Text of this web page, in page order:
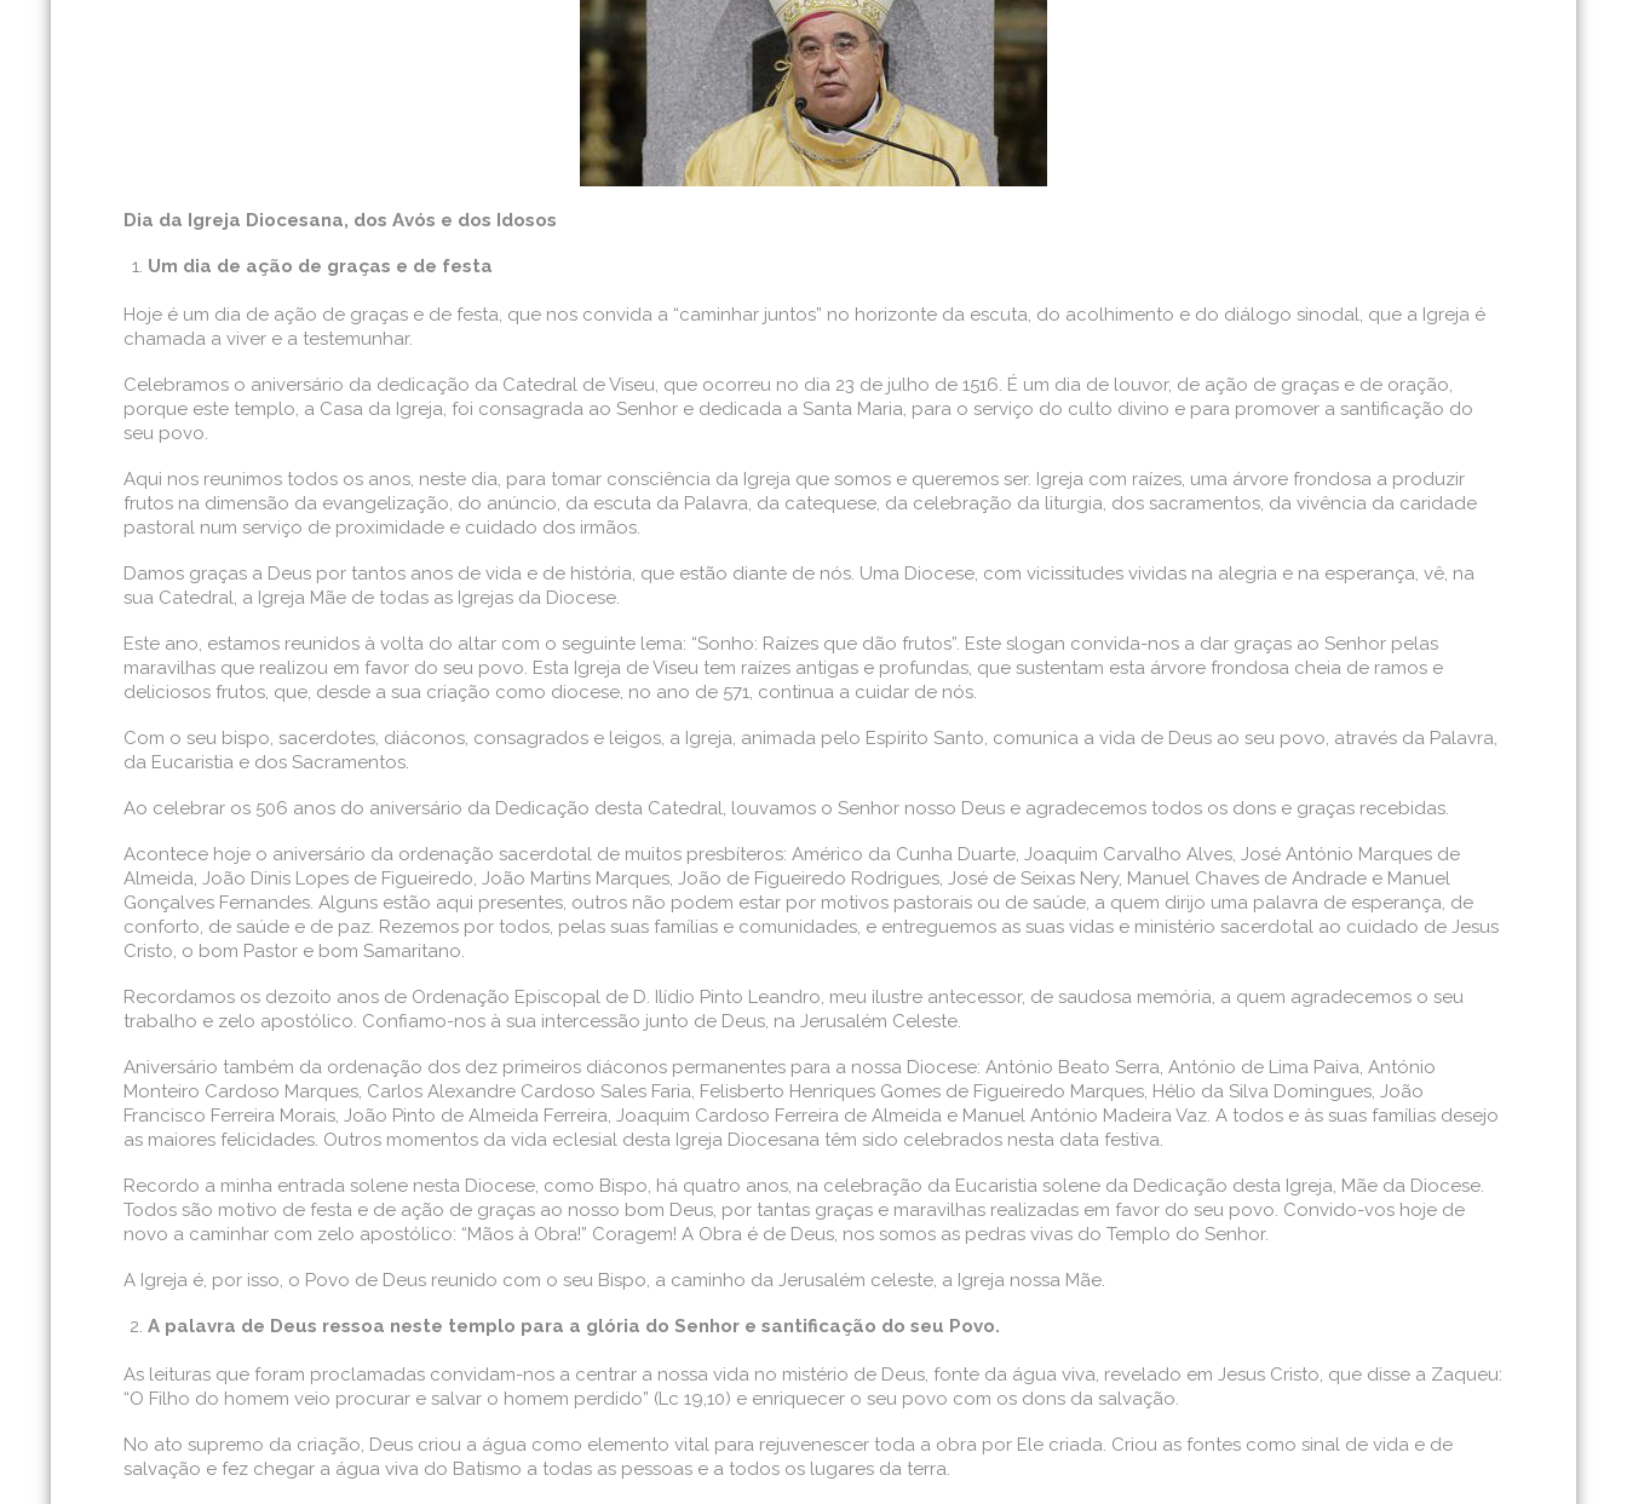
Dia da Igreja Diocesana, dos Avós e dos Idosos
Um dia de ação de graças e de festa
Hoje é um dia de ação de graças e de festa, que nos convida a “caminhar juntos” no horizonte da escuta, do acolhimento e do diálogo sinodal, que a Igreja é
chamada a viver e a testemunhar.
Celebramos o aniversário da dedicação da Catedral de Viseu, que ocorreu no dia 23 de julho de 1516. É um dia de louvor, de ação de graças e de oração,
porque este templo, a Casa da Igreja, foi consagrada ao Senhor e dedicada a Santa Maria, para o serviço do culto divino e para promover a santificação do
seu povo.
Aqui nos reunimos todos os anos, neste dia, para tomar consciência da Igreja que somos e queremos ser. Igreja com raízes, uma árvore frondosa a produzir
frutos na dimensão da evangelização, do anúncio, da escuta da Palavra, da catequese, da celebração da liturgia, dos sacramentos, da vivência da caridade
pastoral num serviço de proximidade e cuidado dos irmãos.
Damos graças a Deus por tantos anos de vida e de história, que estão diante de nós. Uma Diocese, com vicissitudes vividas na alegria e na esperança, vê, na
sua Catedral, a Igreja Mãe de todas as Igrejas da Diocese.
Este ano, estamos reunidos à volta do altar com o seguinte lema: “Sonho: Raízes que dão frutos”. Este slogan convida-nos a dar graças ao Senhor pelas
maravilhas que realizou em favor do seu povo. Esta Igreja de Viseu tem raízes antigas e profundas, que sustentam esta árvore frondosa cheia de ramos e
deliciosos frutos, que, desde a sua criação como diocese, no ano de 571, continua a cuidar de nós.
Com o seu bispo, sacerdotes, diáconos, consagrados e leigos, a Igreja, animada pelo Espírito Santo, comunica a vida de Deus ao seu povo, através da Palavra,
da Eucaristia e dos Sacramentos.
Ao celebrar os 506 anos do aniversário da Dedicação desta Catedral, louvamos o Senhor nosso Deus e agradecemos todos os dons e graças recebidas.
Acontece hoje o aniversário da ordenação sacerdotal de muitos presbíteros: Américo da Cunha Duarte, Joaquim Carvalho Alves, José António Marques de
Almeida, João Dinis Lopes de Figueiredo, João Martins Marques, João de Figueiredo Rodrigues, José de Seixas Nery, Manuel Chaves de Andrade e Manuel
Gonçalves Fernandes. Alguns estão aqui presentes, outros não podem estar por motivos pastorais ou de saúde, a quem dirijo uma palavra de esperança, de
conforto, de saúde e de paz. Rezemos por todos, pelas suas famílias e comunidades, e entreguemos as suas vidas e ministério sacerdotal ao cuidado de Jesus
Cristo, o bom Pastor e bom Samaritano.
Recordamos os dezoito anos de Ordenação Episcopal de D. Ilídio Pinto Leandro, meu ilustre antecessor, de saudosa memória, a quem agradecemos o seu
trabalho e zelo apostólico. Confiamo-nos à sua intercessão junto de Deus, na Jerusalém Celeste.
Aniversário também da ordenação dos dez primeiros diáconos permanentes para a nossa Diocese: António Beato Serra, António de Lima Paiva, António
Monteiro Cardoso Marques, Carlos Alexandre Cardoso Sales Faria, Felisberto Henriques Gomes de Figueiredo Marques, Hélio da Silva Domingues, João
Francisco Ferreira Morais, João Pinto de Almeida Ferreira, Joaquim Cardoso Ferreira de Almeida e Manuel António Madeira Vaz. A todos e às suas famílias desejo
as maiores felicidades. Outros momentos da vida eclesial desta Igreja Diocesana têm sido celebrados nesta data festiva.
Recordo a minha entrada solene nesta Diocese, como Bispo, há quatro anos, na celebração da Eucaristia solene da Dedicação desta Igreja, Mãe da Diocese.
Todos são motivo de festa e de ação de graças ao nosso bom Deus, por tantas graças e maravilhas realizadas em favor do seu povo. Convido-vos hoje de
novo a caminhar com zelo apostólico: “Mãos à Obra!” Coragem! A Obra é de Deus, nos somos as pedras vivas do Templo do Senhor.
A Igreja é, por isso, o Povo de Deus reunido com o seu Bispo, a caminho da Jerusalém celeste, a Igreja nossa Mãe.
A palavra de Deus ressoa neste templo para a glória do Senhor e santificação do seu Povo.
As leituras que foram proclamadas convidam-nos a centrar a nossa vida no mistério de Deus, fonte da água viva, revelado em Jesus Cristo, que disse a Zaqueu:
“O Filho do homem veio procurar e salvar o homem perdido” (Lc 19,10) e enriquecer o seu povo com os dons da salvação.
No ato supremo da criação, Deus criou a água como elemento vital para rejuvenescer toda a obra por Ele criada. Criou as fontes como sinal de vida e de
salvação e fez chegar a água viva do Batismo a todas as pessoas e a todos os lugares da terra.